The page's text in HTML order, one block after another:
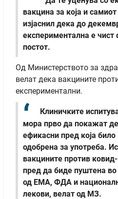
вакцина за која и
изјаснил дека до
експериментална е
постот.
Од Министерството за
велат дека вакцините
експериментални.
Клиничките
мора прво да покажат
ефикасни пред која
одобрена за употреба.
вакцините против
пред да биде пуштена
од ЕМА, ФДА и
лекови, велат од МЗ.